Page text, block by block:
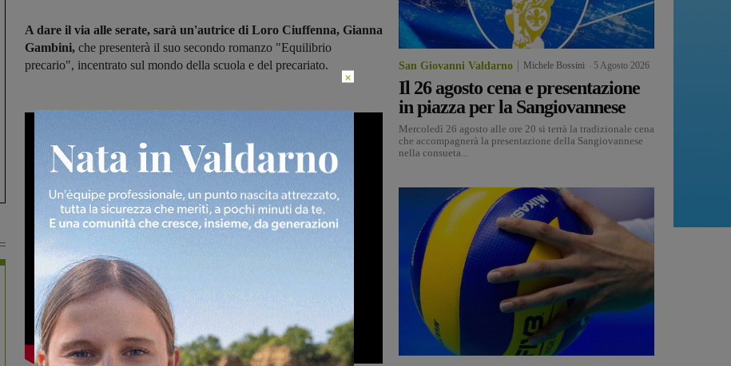
A dare il via alle serate, sarà un'autrice di Loro Ciuffenna, Gianna
Gambini, che presenterà il suo secondo romanzo "Equilibrio
precario", incentrato sul mondo della scuola e del precariato.
San Giovanni Valdarno Michele Bossini 5 Agosto 2026
Il 26 agosto cena e presentazione
in piazza per la Sangiovannese
Mercoledì 26 agosto alle ore 20 si terrà la tradizionale cena
che accompagnerà la presentazione della Sangiovannese
nella consueta...
×